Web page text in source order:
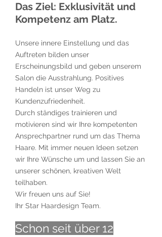
Das Ziel: Exklusivität und
Kompetenz am Platz.
Unsere innere Einstellung und das
Auftreten bilden unser
Erscheinungsbild und geben unserem
Salon die Ausstrahlung. Positives
Handeln ist unser Weg zu
Kundenzufriedenheit.
Durch ständiges trainieren und
motivieren sind wir Ihre kompetenten
Ansprechpartner rund um das Thema
Haare. Mit immer neuen Ideen setzen
wir Ihre Wünsche um und lassen Sie an
unserer schönen, kreativen Welt
teilhaben.
Wir freuen uns auf Sie!
Ihr Star Haardesign Team.
Schon seit über 12